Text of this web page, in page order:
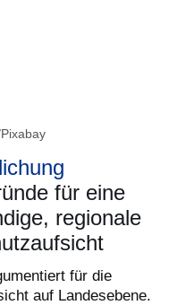
für eine
regionale
für die
auf Landesebene.